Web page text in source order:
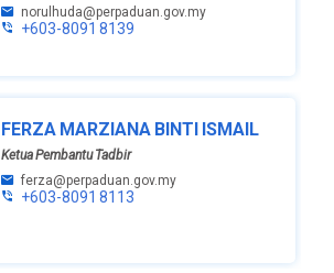
norulhuda@perpaduan.gov.my
+603-8091 8139
FERZA MARZIANA BINTI ISMAIL
Ketua Pembantu Tadbir
ferza@perpaduan.gov.my
+603-8091 8113